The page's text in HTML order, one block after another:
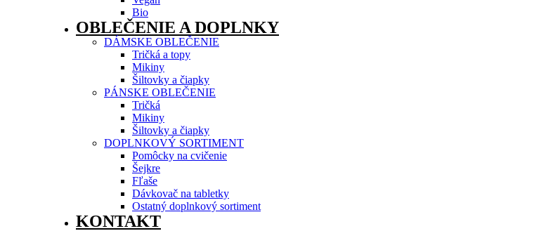
Bio
OBLEČENIE A DOPLNKY
DÁMSKE OBLEČENIE
Tričká a topy
Mikiny
Šiltovky a čiapky
PÁNSKE OBLEČENIE
Tričká
Mikiny
Šiltovky a čiapky
DOPLNKOVÝ SORTIMENT
Pomôcky na cvičenie
Šejkre
Fľaše
Dávkovač na tabletky
Ostatný doplnkový sortiment
KONTAKT